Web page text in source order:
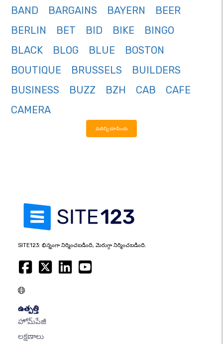
BAND
BARGAINS BAYERN
BEER
BERLIN
BET BID BIKE
BINGO
BLACK
BLOG BLUE
BOSTON
BOUTIQUE
BRUSSELS
BUILDERS
BUSINESS
BUZZ BZH CAB
CAFE
CAMERA
మరిన్ని చూపించు
SITE123: భిన్నంగా నిర్మించబడింది, మెరుగ్గా నిర్మించబడింది.
ఉత్పత్తి
హోమ్‌పేజీ
లక్షణాలు